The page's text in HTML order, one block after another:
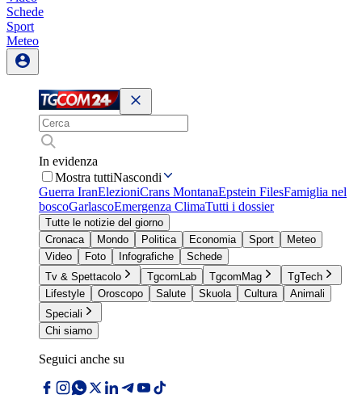
Schede
Sport
Meteo
In evidenza
Mostra tuttiNascondi
Guerra IranElezioniCrans MontanaEpstein FilesFamiglia nel
boscoGarlascoEmergenza ClimaTutti i dossier
Tutte le notizie del giorno
Cronaca
Mondo Politica Economia Sport
Meteo
Video
Foto Infografiche
Schede
Tv & Spettacolo
TgcomLab TgcomMag
TgTech
Lifestyle
Oroscopo Salute Skuola Cultura
Animali
Speciali
Chi siamo
Seguici anche su